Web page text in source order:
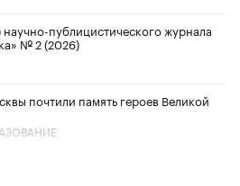
публицистического журнала
№ 2 (2026)
почтили память героев Великой